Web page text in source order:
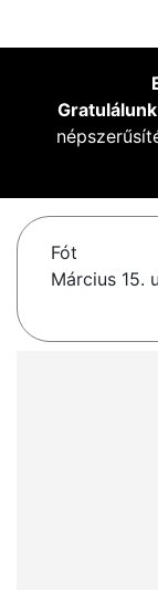
Fót
Március 15.